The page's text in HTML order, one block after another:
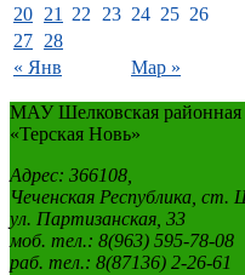
« Янв Мар »
20 21 22 23 24 25 26
27 28
МАУ Шелковская районная
«Терская Новь»
Адрес: 366108,
Чеченская Республика, ст.
ул. Партизанская, 33
моб. тел.: 8(963) 595-78-08
раб. тел.: 8(87136) 2-26-61